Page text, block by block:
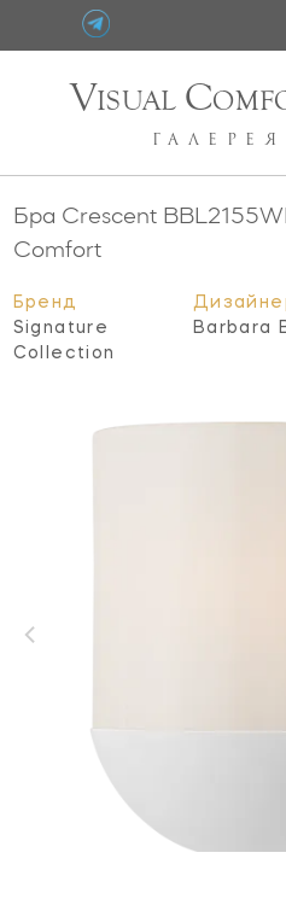
VISUAL C
ГАЛЕРЕЯ
Бра Crescent
Comfort
Бренд
Signature
Collection
Barbara